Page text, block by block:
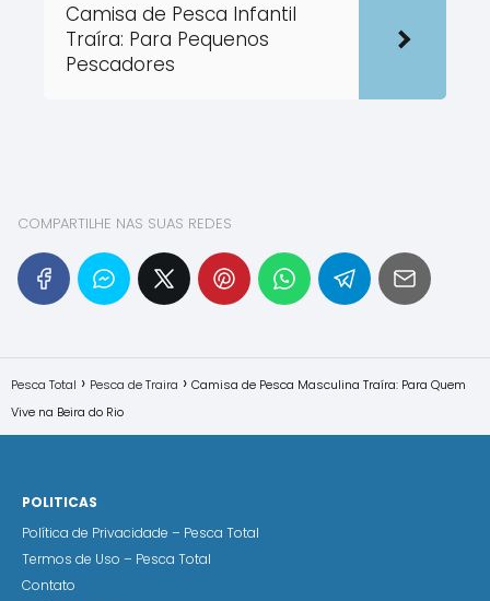
Camisa de Pesca Infantil
Traíra: Para Pequenos
Pescadores
COMPARTILHE NAS SUAS REDES
Pesca Total Pesca de Traira
Camisa de Pesca Masculina Traíra: Para Quem
Vive na Beira do Rio
POLITICAS
Política de Privacidade – Pesca Total
Termos de Uso – Pesca Total
Contato